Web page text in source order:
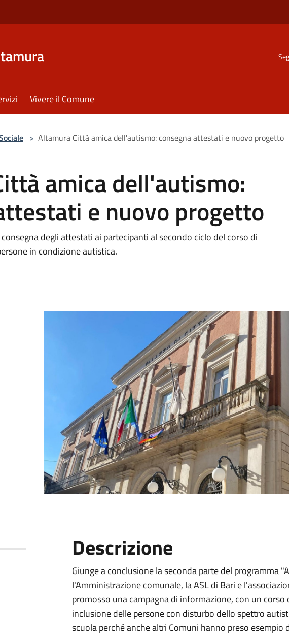
Vivere il Comune
> Altamura Città amica dell'autismo: consegna attestati e nuovo progetto
amica dell'autismo:
e nuovo progetto
degli attestati ai partecipanti al secondo ciclo del corso di
in condizione autistica.
Descrizione
Giunge a conclusione la seconda parte del programma
l'Amministrazione comunale, la ASL di Bari e
promosso una campagna di informazione, con un
inclusione delle persone con disturbo dello spettro
scuola perché anche altri Comuni hanno preso esempio